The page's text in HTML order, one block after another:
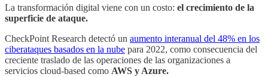
La transformación digital viene con un costo: el crecimiento de la
superficie de ataque.
CheckPoint Research detectó un aumento interanual del 48% en los
ciberataques basados en la nube para 2022, como consecuencia del
creciente traslado de las operaciones de las organizaciones a
servicios cloud-based como AWS y Azure.